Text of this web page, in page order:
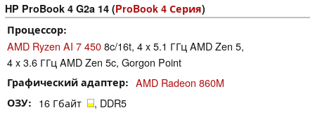
HP ProBook 4 G2a 14 (ProBook 4 Серия)
Процессор
AMD Ryzen AI 7 4508c/16t, 4 x 5.1 ГГц AMD Zen 5,
4 x 3.6 ГГц AMD Zen 5c, Gorgon Point
Графический адаптер AMD Radeon 860M
ОЗУ 16 Гбайт , DDR5